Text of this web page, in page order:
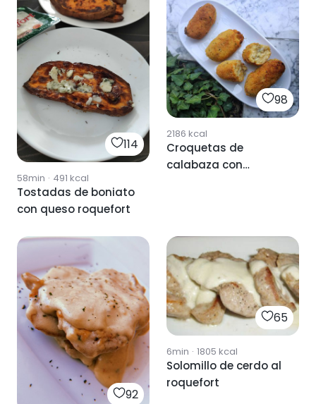
114
58min · 491 kcal
Tostadas de boniato
con queso roquefort
98
2186 kcal
Croquetas de
calabaza con
92
65
6min · 1805 kcal
Solomillo de cerdo al
roquefort